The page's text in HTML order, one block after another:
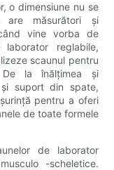
o dimensiune nu se
are măsurători și
vine vorba de
reglabile,
scaunul pentru
la înălțimea și
suport din spate,
pentru a oferi
de toate formele
de laborator
-scheletice.